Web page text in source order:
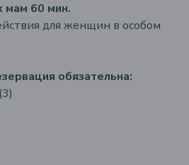
мам 60 мин.
для женщин в особом
обязательна: